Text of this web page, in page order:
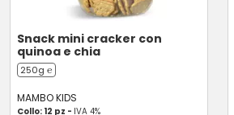
Snack mini cracker con
quinoa e chia
250g ℮
MAMBO KIDS
Collo: 12 pz - IVA 4%